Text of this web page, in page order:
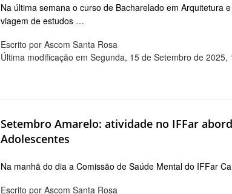
Na última semana o curso de Bacharelado em Arquitetura
viagem de estudos …
Escrito por Ascom Santa Rosa
Última modificação em Segunda, 15 de Setembro de 2025,
Setembro Amarelo: atividade no IFFar
Adolescentes
Na manhã do dia a Comissão de Saúde Mental do IFFar
Escrito por Ascom Santa Rosa